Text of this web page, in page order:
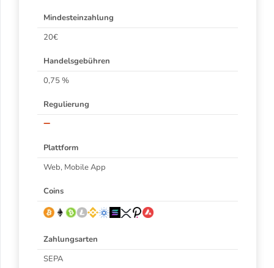
Mindesteinzahlung
20€
Handelsgebühren
0,75 %
Regulierung
–
Plattform
Web, Mobile App
Coins
Zahlungsarten
SEPA